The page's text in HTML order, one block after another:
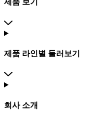
제품 보기
제품 라인별 둘러보기
회사 소개